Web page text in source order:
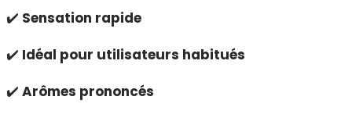
✔️ Sensation rapide
✔️ Idéal pour utilisateurs habitués
✔️ Arômes prononcés